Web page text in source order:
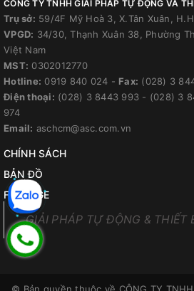
CÔNG TY TNHH GIẢI PHÁP TỰ ĐỘNG VÀ
Trụ sở: 59/4F Mỹ Hoà 3, X.Tân Xuân,
VPGD: 34/30, Thạnh Xuân 38, Phường
Việt Nam
MST: 0302012770
Hotline: 0919 840 024 - Fax: (028) 3
Điện thoại: (028) 3 8443 993 - (028) 3
974
Email: aschcm@asc.com.vn
CHÍNH SÁCH
BẢN ĐỒ
FANPAGE
GIẢI PHÁP TỰ ĐỘNG & THIẾT